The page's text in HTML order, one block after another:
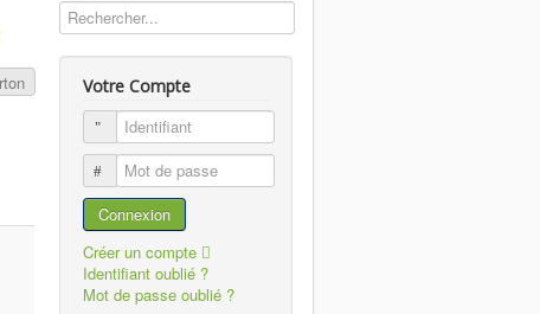
Votre Compte
Identifiant
Mot de passe
Connexion
Créer un compte
Identifiant oublié ?
Mot de passe oublié ?